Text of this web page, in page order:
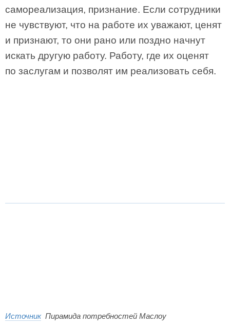
самореализация, признание. Если сотрудники
не чувствуют, что на работе их уважают, ценят
и признают, то они рано или поздно начнут
искать другую работу. Работу, где их оценят
по заслугам и позволят им реализовать себя.
ИсточникПирамида потребностей Маслоу